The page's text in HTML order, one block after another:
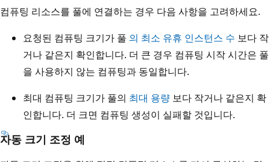
컴퓨팅 리소스를 풀에 연결하는 경우 다음 사항을 고려하세요.
요청된 컴퓨팅 크기가 풀 의 최소 유휴 인스턴스 수 보다 작
거나 같은지 확인합니다. 더 큰 경우 컴퓨팅 시작 시간은 풀
을 사용하지 않는 컴퓨팅과 동일합니다.
최대 컴퓨팅 크기가 풀의 최대 용량 보다 작거나 같은지 확
인합니다. 더 크면 컴퓨팅 생성이 실패할 것입니다.
자동 크기 조정 예